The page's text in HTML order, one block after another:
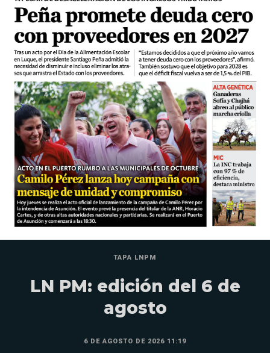
TAPA LNPM
LN PM: edición del 6 de
agosto
6 DE AGOSTO DE 2026 11:19